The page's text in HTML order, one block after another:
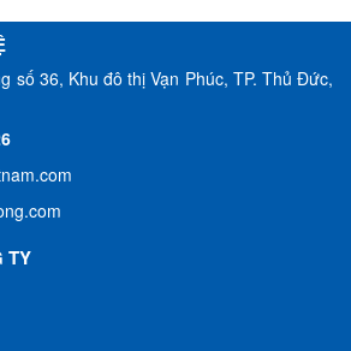
số 36, Khu đô thị Vạn Phúc, TP. Thủ Đức,
TY